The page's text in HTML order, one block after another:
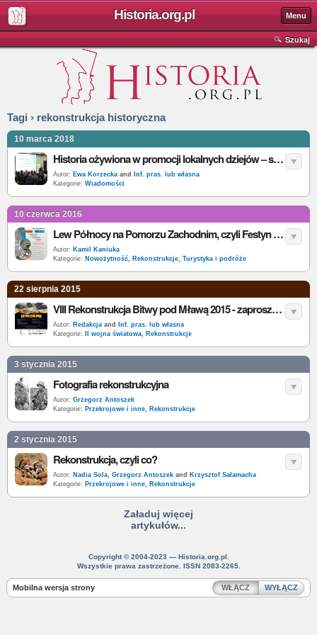
Historia.org.pl Menu
Szukaj
Tagi › rekonstrukcja historyczna
10 marca 2018
Historia ożywiona w promocji lokalnych dziejów – szkolenie w lubelskim IPN
Autor: Ewa Korzecka and
Inf. pras. lub własna
Kategorie: Wiadomości
10 czerwca 2016
Lew Północy na Pomorzu Zachodnim, czyli Festyn Historyczny „W Krainie Gryfa”
Autor: Kamil Kaniuka
Kategorie: Nowożytność, Rekonstrukcje, Turystyka i podróże
22 sierpnia 2015
VIII Rekonstrukcja Bitwy pod Mławą 2015 - zaproszenie
Autor: Redakcja and
Inf. pras. lub własna
Kategorie:
II wojna światowa, Rekonstrukcje
3 stycznia 2015
Fotografia rekonstrukcyjna
Autor: Grzegorz Antoszek
Kategorie: Przekrojowe i inne, Rekonstrukcje
2 stycznia 2015
Rekonstrukcja, czyli co?
Autor: Nadia Sola, Grzegorz Antoszek and
Krzysztof Sałamacha
Kategorie: Przekrojowe i inne, Rekonstrukcje
Załaduj więcej
artykułów...
Copyright © 2004-2023 — Historia.org.pl.
Wszystkie prawa zastrzeżone. ISSN 2083-2265.
Mobilna wersja strony WŁĄCZ WYŁĄCZ